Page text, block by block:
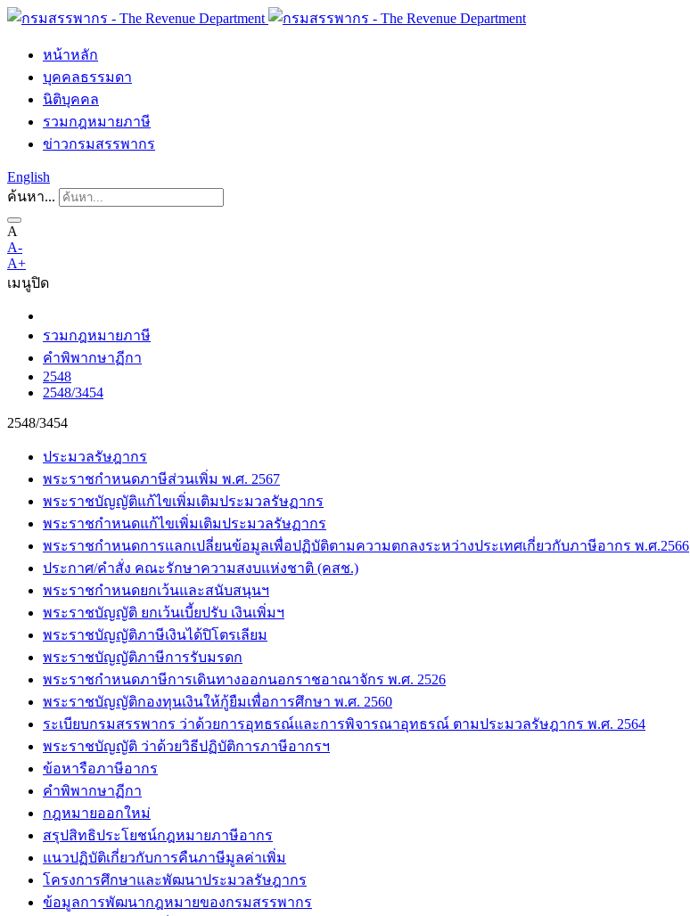
หน้าหลัก
บุคคลธรรมดา
นิติบุคคล
รวมกฎหมายภาษี
ข่าวกรมสรรพากร
English
ค้นหา...
A
A-
A+
เมนูปิด
รวมกฎหมายภาษี
คำพิพากษาฏีกา
2548
2548/3454
2548/3454
ประมวลรัษฎากร
พระราชกำหนดภาษีส่วนเพิ่ม พ.ศ. 2567
พระราชบัญญัติแก้ไขเพิ่มเติมประมวลรัษฏากร
พระราชกำหนดแก้ไขเพิ่มเติมประมวลรัษฏากร
พระราชกำหนดการแลกเปลี่ยนข้อมูลเพื่อปฏิบัติตามความตกลงระหว่างประเทศเกี่ยวกับภาษีอากร พ.ศ.2566
ประกาศ/คำสั่ง คณะรักษาความสงบแห่งชาติ (คสช.)
พระราชกำหนดยกเว้นและสนับสนุนฯ
พระราชบัญญัติ ยกเว้นเบี้ยปรับ เงินเพิ่มฯ
พระราชบัญญัติภาษีเงินได้ปิโตรเลียม
พระราชบัญญัติภาษีการรับมรดก
พระราชกำหนดภาษีการเดินทางออกนอกราชอาณาจักร พ.ศ. 2526
พระราชบัญญัติกองทุนเงินให้กู้ยืมเพื่อการศึกษา พ.ศ. 2560
ระเบียบกรมสรรพากร ว่าด้วยการอุทธรณ์และการพิจารณาอุทธรณ์ ตามประมวลรัษฎากร พ.ศ. 2564
พระราชบัญญัติ ว่าด้วยวิธีปฏิบัติการภาษีอากรฯ
ข้อหารือภาษีอากร
คำพิพากษาฏีกา
กฎหมายออกใหม่
สรุปสิทธิประโยชน์กฎหมายภาษีอากร
แนวปฏิบัติเกี่ยวกับการคืนภาษีมูลค่าเพิ่ม
โครงการศึกษาและพัฒนาประมวลรัษฎากร
ข้อมูลการพัฒนากฎหมายของกรมสรรพากร